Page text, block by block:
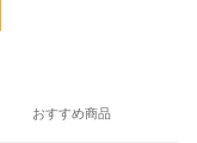
おすすめ商品